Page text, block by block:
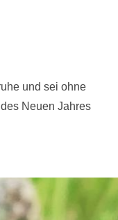
und sei ohne
Neuen Jahres